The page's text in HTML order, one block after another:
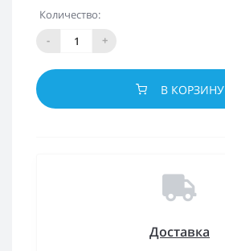
Количество:
-
+
В КОРЗИНУ
Доставка